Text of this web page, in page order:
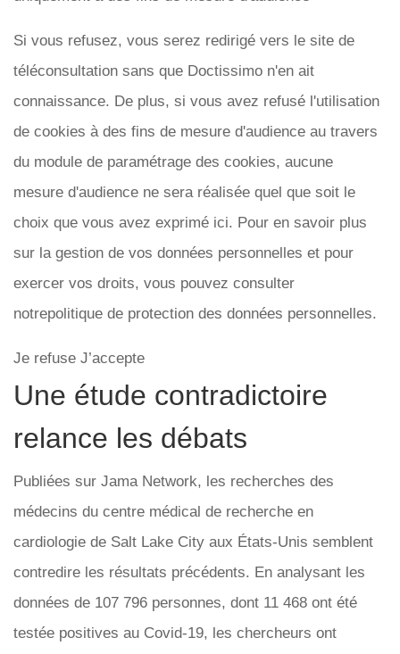
Si vous refusez, vous serez redirigé vers le site de
téléconsultation sans que Doctissimo n'en ait
connaissance. De plus, si vous avez refusé l'utilisation
de cookies à des fins de mesure d'audience au travers
du module de paramétrage des cookies, aucune
mesure d'audience ne sera réalisée quel que soit le
choix que vous avez exprimé ici. Pour en savoir plus
sur la gestion de vos données personnelles et pour
exercer vos droits, vous pouvez consulter
notrepolitique de protection des données personnelles.
Je refuse J’accepte
Une étude contradictoire
relance les débats
Publiées sur Jama Network, les recherches des
médecins du centre médical de recherche en
cardiologie de Salt Lake City aux États-Unis semblent
contredire les résultats précédents. En analysant les
données de 107 796 personnes, dont 11 468 ont été
testée positives au Covid-19, les chercheurs ont